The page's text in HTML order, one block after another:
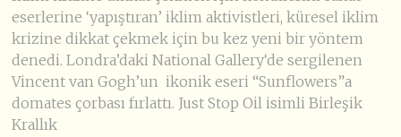
eserlerine ‘yapıştıran’ iklim aktivistleri, küresel iklim
krizine dikkat çekmek için bu kez yeni bir yöntem
denedi. Londra’daki National Gallery‘de sergilenen
Vincent van Gogh’un ikonik eseri “Sunflowers”a
domates çorbası fırlattı. Just Stop Oil isimli Birleşik
Krallık